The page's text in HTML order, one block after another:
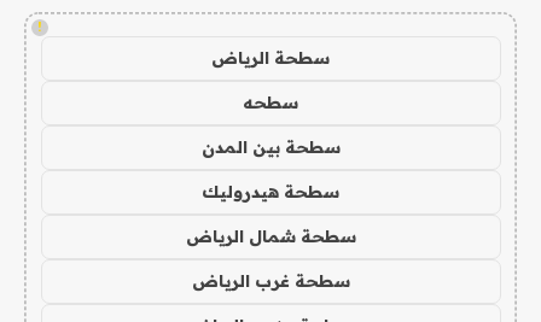
!
سطحة الرياض
سطحه
سطحة بين المدن
سطحة هيدروليك
سطحة شمال الرياض
سطحة غرب الرياض